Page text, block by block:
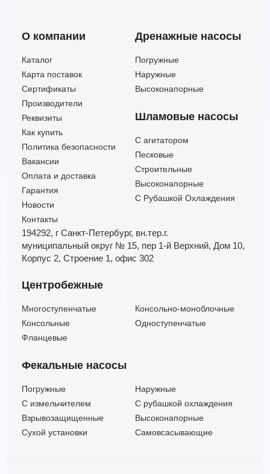
О компании
Каталог
Карта поставок
Сертификаты
Производители
Реквизиты
Как купить
Политика безопасности
Вакансии
Оплата и доставка
Гарантия
Новости
Контакты
Дренажные насосы
Погружные
Наружные
Высоконапорные
Шламовые насосы
C агитатором
Песковые
Строительные
Высоконапорные
С Рубашкой Охлаждения
194292, г Санкт-Петербург, вн.тер.г.
муниципальный округ № 15, пер 1-й Верхний, Дом 10,
Корпус 2, Строение 1, офис 302
Центробежные
Многоступенчатые
Консольно-моноблочные
Консольные
Одноступенчатые
Фланцевые
Фекальные насосы
Погружные
Наружные
C измельчителем
С рубашкой охлаждения
Взрывозащищенные
Высоконапорные
Сухой установки
Самовсасывающие